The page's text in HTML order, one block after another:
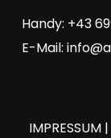
Handy: +43
E-Mail:
IMPRESSUM